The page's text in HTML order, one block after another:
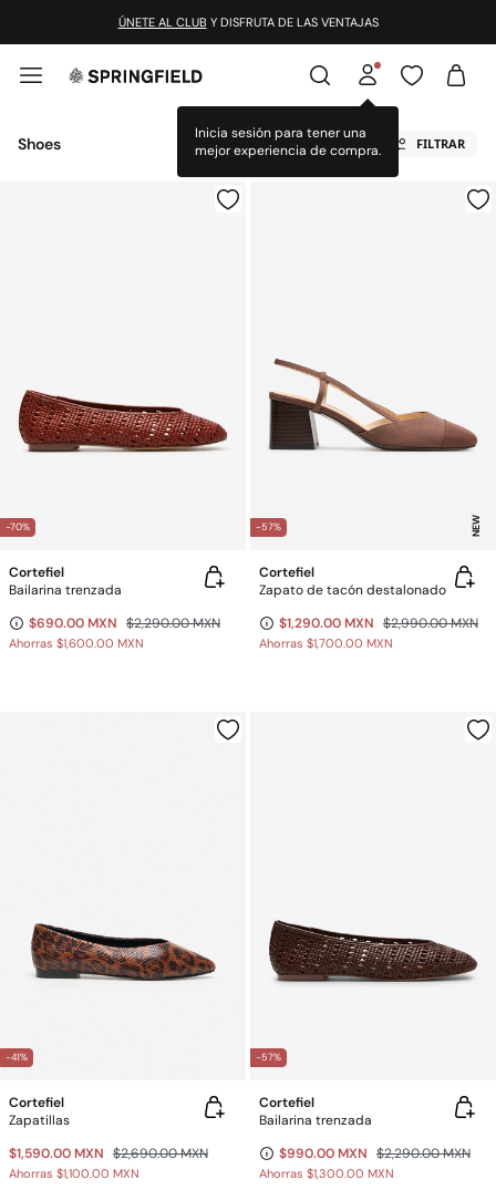
ÚNETE AL CLUB Y DISFRUTA DE LAS VENTAJAS
Inicia sesión para tener una
mejor experiencia de compra.
Shoes FILTRAR
-70%
Cortefiel
Bailarina trenzada
$690.00 MXN $2,290.00 MXN
Ahorras $1,600.00 MXN
-57% NEW
Cortefiel
Zapato de tacón destalonado
$1,290.00 MXN $2,990.00 MXN
Ahorras $1,700.00 MXN
-41%
Cortefiel
Zapatillas
$1,590.00 MXN $2,690.00 MXN
Ahorras $1,100.00 MXN
-57%
Cortefiel
Bailarina trenzada
$990.00 MXN $2,290.00 MXN
Ahorras $1,300.00 MXN